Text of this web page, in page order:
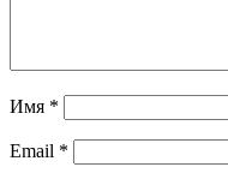
Имя *
Email *